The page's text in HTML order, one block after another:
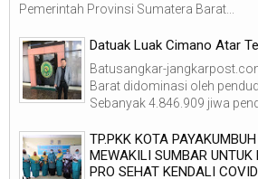
Pemerintah Provinsi Sumatera Barat...
Datuak Luak Cimano Atar
Batusangkar-
Barat didominasi oleh
Sebanyak 4.846.909 jiwa
TP.PKK KOTA
MEWAKILI SUMBAR UNTUK
PRO SEHAT KENDALI